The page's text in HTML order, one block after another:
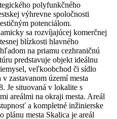
polyfunkčného
výhrevne spoločnosti
potenciálom.
sa rozvíjajúcej komerčnej
blízkosti hlavného
na priamu cezhraničnú
predstavuje objekt ideálnu
veľkoobchod či sídlo
zastavanom území mesta
Je situovaná v lokalite s
areálmi na okraji mesta. Areál
a kompletné inžinierske
plánu mesta Skalica je areál